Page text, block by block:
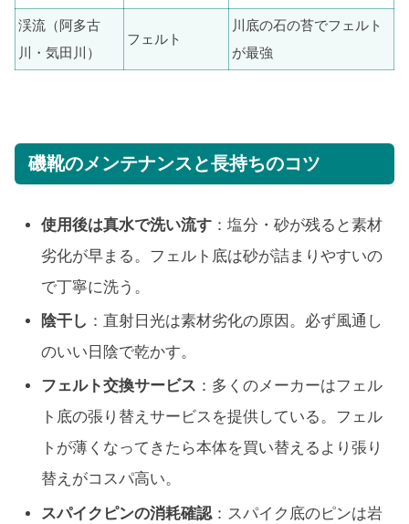
渓流（阿多古
川・気田川）
フェルト
川底の石の苔でフェルト
が最強
磯靴のメンテナンスと長持ちのコツ
使用後は真水で洗い流す ：塩分・砂が残ると素材
劣化が早まる。フェルト底は砂が詰まりやすいの
で丁寧に洗う。
陰干し ：直射日光は素材劣化の原因。必ず風通し
のいい日陰で乾かす。
フェルト交換サービス ：多くのメーカーはフェル
ト底の張り替えサービスを提供している。フェル
トが薄くなってきたら本体を買い替えるより張り
替えがコスパ高い。
スパイクピンの消耗確認 ：スパイク底のピンは岩